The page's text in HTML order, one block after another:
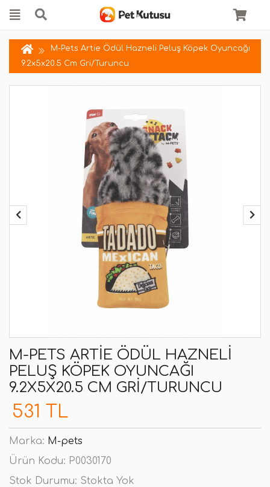
M-Pets Artie Ödül Hazneli Peluş Köpek Oyuncağı
9.2x5x20.5 Cm Gri/Turuncu
M-PETS ARTIE ÖDÜL HAZNELI
PELUŞ KÖPEK OYUNCAĞI
9.2X5X20.5 CM GRI/TURUNCU
531 TL
Marka: M-pets
Ürün Kodu: P0030170
Stok Durumu: Stokta Yok